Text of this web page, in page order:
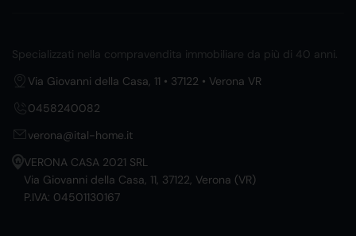
Specializzati nella compravendita immobiliare da più di 40 anni.
Via Giovanni della Casa, 11 • 37122 • Verona VR
0458240082
verona@ital-home.it
VERONA CASA 2021 SRL
Via Giovanni della Casa, 11, 37122, Verona (VR)
P.IVA: 04501130167